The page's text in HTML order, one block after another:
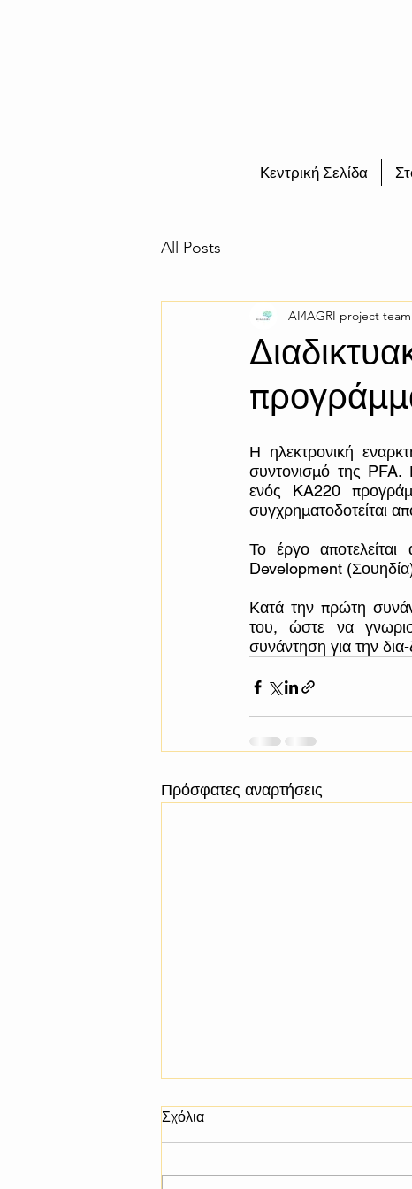
Κεντρική Σελίδα
All Posts
AI4AGRI project team
Η ηλεκτρονική
συντονισμό της
ενός KA220
συγχρηματοδοτείται
Το έργο
Development
Κατά την πρώτη
του, ώστε να
συνάντηση για την
Πρόσφατες αναρτήσεις
Σχόλια